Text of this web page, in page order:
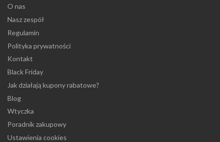
O nas
Nasz zespół
Regulamin
Polityka prywatności
Kontakt
Black Friday
Jak działają kupony rabatowe?
Blog
Wtyczka
Poradnik zakupowy
Ustawienia cookies